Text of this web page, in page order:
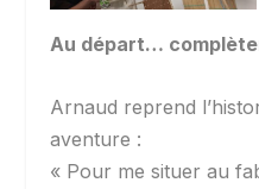
Au départ…
Arnaud reprend
aventure :
« Pour me situer au